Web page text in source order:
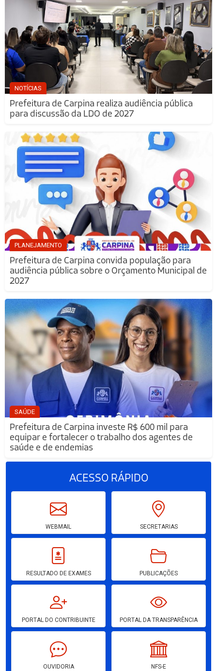
NOTÍCIAS
Prefeitura de Carpina realiza audiência pública
para discussão da LDO de 2027
PLANEJAMENTO
Prefeitura de Carpina convida população para
audiência pública sobre o Orçamento Municipal de
2027
SAÚDE
Prefeitura de Carpina investe R$ 600 mil para
equipar e fortalecer o trabalho dos agentes de
saúde e de endemias
ACESSORÁPIDO
WEBMAIL SECRETARIAS
RESULTADO DE EXAMES PUBLICAÇÕES
PORTAL DO CONTRIBUINTE PORTAL DA TRANSPARÊNCIA
OUVIDORIA NFS-E